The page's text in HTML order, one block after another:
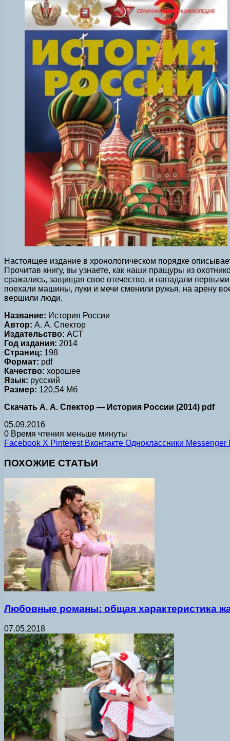
Настоящее издание в хронологическом порядке
Прочитав книгу, вы узнаете, как наши пращуры из
сражались, защищая свое отечество, и нападали
поехали машины, луки и мечи сменили ружья, на арену
вершили люди.
Название: История России
Автор: А. А. Спектор
Издательство: АСТ
Год издания: 2014
Страниц: 198
Формат: pdf
Качество: хорошее
Язык: русский
Размер: 120,54 Мб
Скачать А. А. Спектор — История России (2014) pdf
05.09.2016
0 Время чтения меньше минуты
Facebook X Pinterest Вконтакте Одноклассники Messenger
ПОХОЖИЕ СТАТЬИ
Любовные романы: общая характеристика
07.05.2018